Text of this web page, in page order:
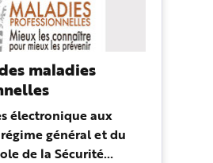
maladies
électronique aux
général et du
de la Sécurité